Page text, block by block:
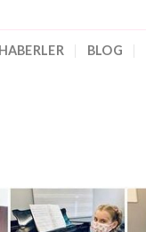
HABERLER BLOG